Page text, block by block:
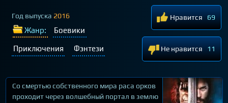
Год выпуска 2016
Жанр: Боевики
Приключения Фэнтези
Нравится 69
Не нравится 11
Со смертью собственного мира раса орков
проходит через волшебный портал в землю